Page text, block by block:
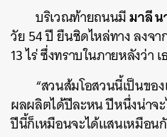
บริเวณท้ายถนนมีมาลี น
วัย 54 ปี ยืนชิดไหล่ทาง ลงจ
13 ไร่ ซึ่งทราบในภายหลังว่า
“สวนส้มโอสวนนี้เป็นของ
ผลผลิตได้ปีละหน ปีหนึ่งน่าจ
ปีนี้ก็เหมือนจะได้แสนเหมือน